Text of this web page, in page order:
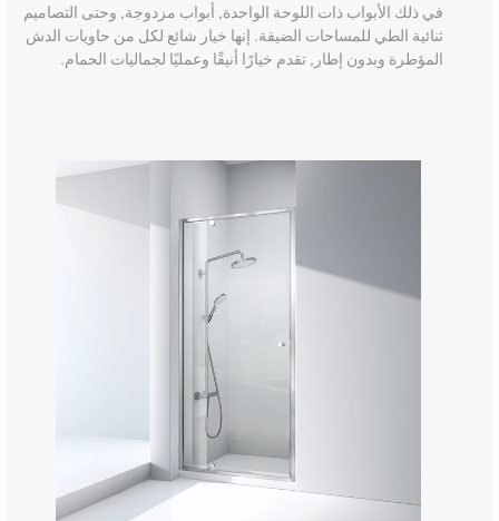
في ذلك الأبواب ذات اللوحة الواحدة, أبواب مزدوجة, وحتى التصاميم
ثنائية الطي للمساحات الضيقة. إنها خيار شائع لكل من حاويات الدش
المؤطرة وبدون إطار, تقدم خيارًا أنيقًا وعمليًا لجماليات الحمام.